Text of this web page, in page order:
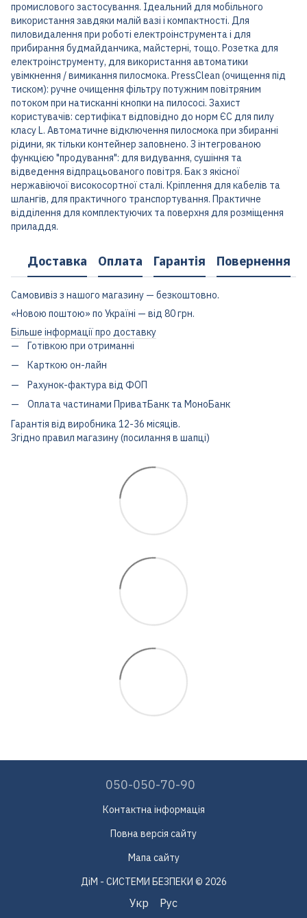
промислового застосування. Ідеальний для мобільного
використання завдяки малій вазі і компактності. Для
пиловидалення при роботі електроінструмента і для
прибирання будмайданчика, майстерні, тощо. Розетка для
електроінструменту, для використання автоматики
увімкнення / вимикання пилосмока. PressClean (очищення під
тиском): ручне очищення фільтру потужним повітряним
потоком при натисканні кнопки на пилососі. Захист
користувачів: сертифікат відповідно до норм ЄС для пилу
класу L. Автоматичне відключення пилосмока при збиранні
рідини, як тільки контейнер заповнено. З інтегрованою
функцією "продування": для видування, сушіння та
відведення відпрацьованого повітря. Бак з якісної
нержавіючої високосортної сталі. Кріплення для кабелів та
шлангів, для практичного транспортування. Практичне
відділення для комплектуючих та поверхня для розміщення
приладдя.
Доставка Оплата Гарантія Повернення
Самовивіз з нашого магазину — безкоштовно.
«Новою поштою» по Україні — від 80 грн.
Більше інформації про доставку
Готівкою при отриманні
Карткою он-лайн
Рахунок-фактура від ФОП
Оплата частинами ПриватБанк та МоноБанк
Гарантія від виробника 12-36 місяців.
Згідно правил магазину (посилання в шапці)
050-050-70-90
Контактна інформація
Повна версія сайту
Мапа сайту
ДіМ - СИСТЕМИ БЕЗПЕКИ © 2026
Укр Рус